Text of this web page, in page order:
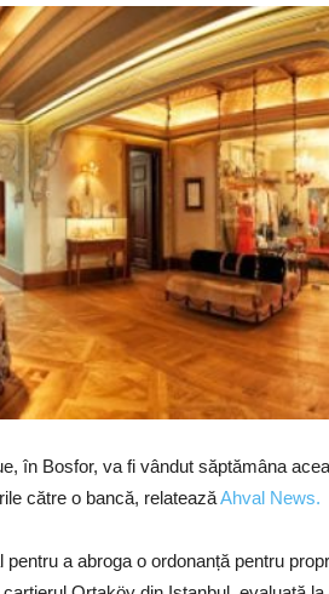
în Bosfor, va fi vândut săptămâna
către o bancă, relateazăAhval News.
a abroga o ordonanță pentru